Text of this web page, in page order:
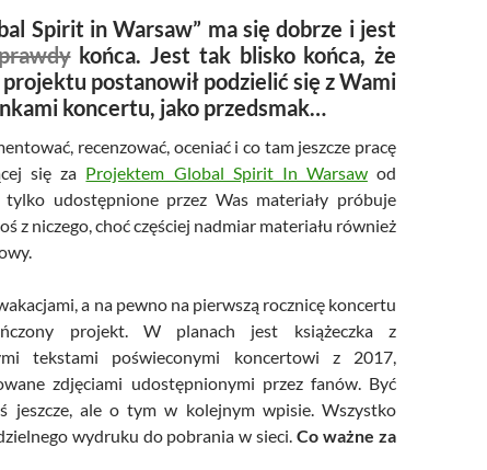
Spirit in Warsaw” ma się dobrze i jest
końca. Jest tak blisko końca, że
projektu postanowił podzielić się z Wami
koncertu, jako przedsmak…
recenzować, oceniać i co tam jeszcze pracę
się za Projektem Global Spirit In Warsawod
tylko udostępnione przez Was materiały próbuje
z niczego, choć częściej nadmiar materiału również
a na pewno na pierwszą rocznicę koncertu
projekt. W planach jest książeczka z
tekstami poświeconymi koncertowi z 2017,
zdjęciami udostępnionymi przez fanów. Być
jeszcze, ale o tym w kolejnym wpisie. Wszystko
wydruku do pobrania w sieci.Co ważne za